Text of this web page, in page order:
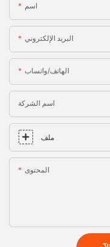
اسم
البريد الإلكتروني
الهاتف/واتساب
اسم الشركة
ملف
المحتوى